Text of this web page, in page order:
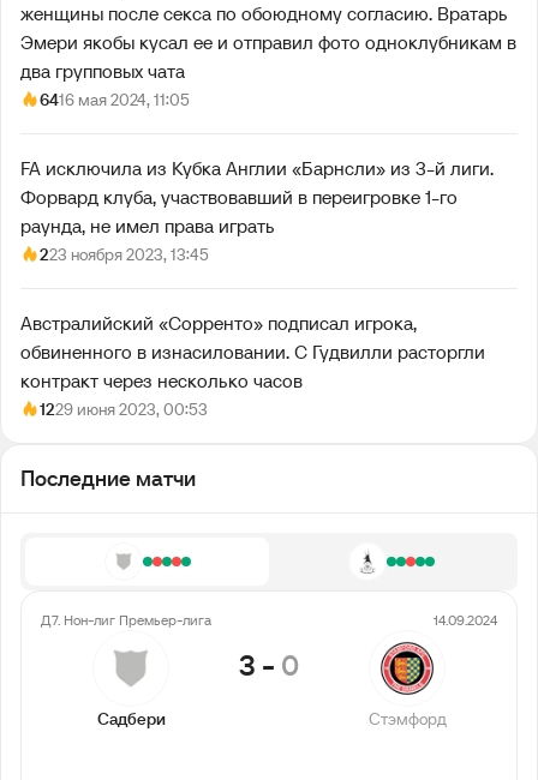
женщины после секса по обоюдному согласию. Вратарь
Эмери якобы кусал ее и отправил фото одноклубникам в
два групповых чата
6416 мая 2024, 11:05
FA исключила из Кубка Англии «Барнсли» из 3-й лиги.
Форвард клуба, участвовавший в переигровке 1-го
раунда, не имел права играть
223 ноября 2023, 13:45
Австралийский «Сорренто» подписал игрока,
обвиненного в изнасиловании. С Гудвилли расторгли
контракт через несколько часов
1229 июня 2023, 00:53
Последние матчи
Д7. Нон-лиг Премьер-лига 14.09.2024
Садбери
3 - 0
Стэмфорд